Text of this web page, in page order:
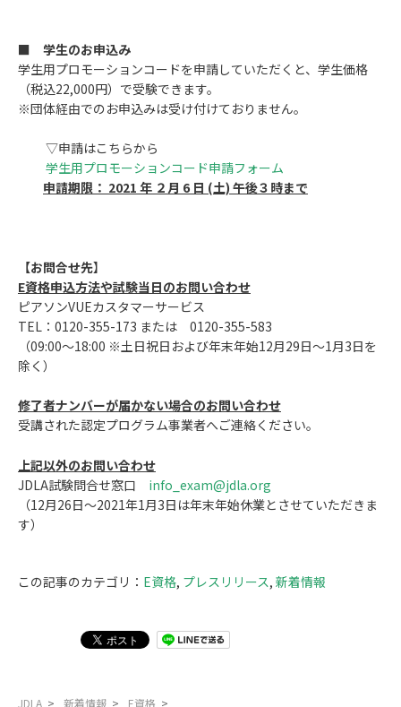
■ 学生のお申込み
学生用プロモーションコードを申請していただくと、学生価格
（税込22,000円）で受験できます。
※団体経由でのお申込みは受け付けておりません。
▽申請はこちらから
学生用プロモーションコード申請フォーム
申請期限： 2021 年 ２月 6 日 (土) 午後３時まで
【お問合せ先】
E資格申込方法や試験当日のお問い合わせ
ピアソンVUEカスタマーサービス
TEL：0120-355-173 または 0120-355-583
（09:00〜18:00 ※土日祝日および年末年始12月29日～1月3日を
除く）
修了者ナンバーが届かない場合のお問い合わせ
受講された認定プログラム事業者へご連絡ください。
上記以外のお問い合わせ
JDLA試験問合せ窓口 info_exam@jdla.org
（12月26日～2021年1月3日は年末年始休業とさせていただきま
す）
この記事のカテゴリ： E資格, プレスリリース, 新着情報
JDLA > 新着情報 > E資格 >